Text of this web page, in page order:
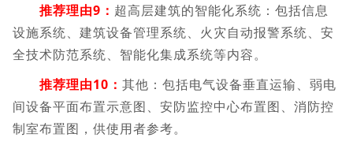
推荐理由9： 超高层建筑的智能化系统：包括信息
设施系统、建筑设备管理系统、火灾自动报警系统、安
全技术防范系统、智能化集成系统等内容。
推荐理由10： 其他：包括电气设备垂直运输、弱电
间设备平面布置示意图、安防监控中心布置图、消防控
制室布置图，供使用者参考。